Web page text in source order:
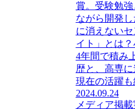
賞。受験勉
ながら開発
に消えない
イト」とは
4年間で積み
歴と、高専
現在の活躍も
2024.09.24
メディア掲載